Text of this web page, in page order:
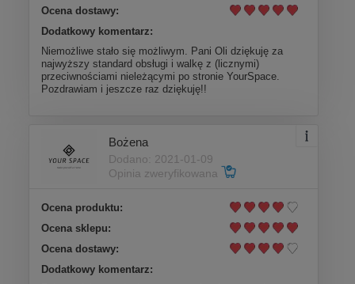
Ocena dostawy:
Dodatkowy komentarz:
Niemożliwe stało się możliwym. Pani Oli dziękuję za
najwyższy standard obsługi i walkę z (licznymi)
przeciwnościami nieleżącymi po stronie YourSpace.
Pozdrawiam i jeszcze raz dziękuję!!
Bożena
Dodano: 2021-01-09
Opinia zweryfikowana
Ocena produktu:
Ocena sklepu:
Ocena dostawy:
Dodatkowy komentarz: